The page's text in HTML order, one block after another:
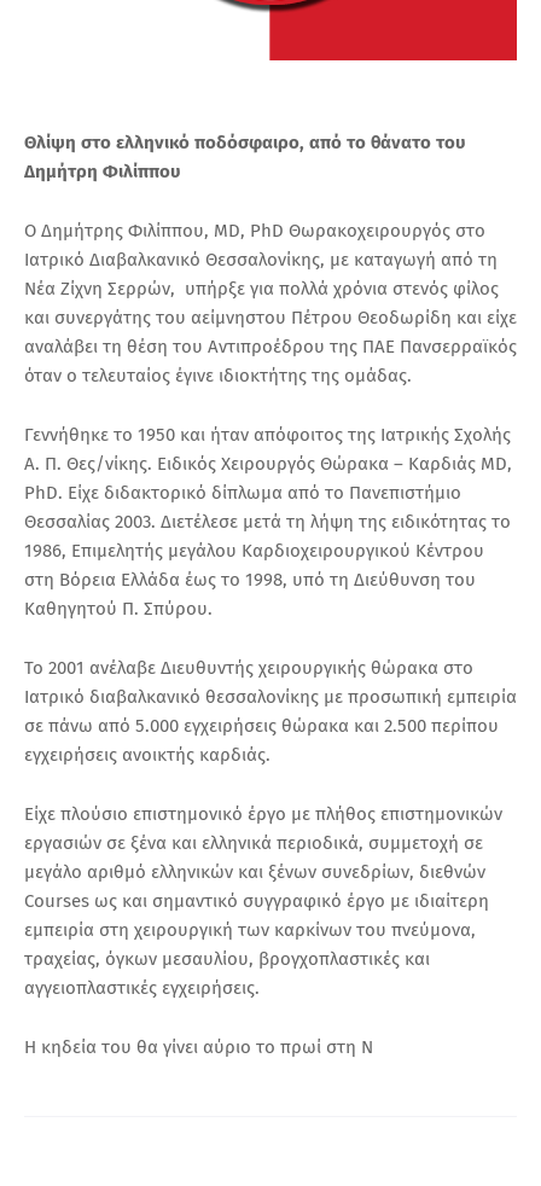
Θλίψη στο ελληνικό ποδόσφαιρο, από το θάνατο του
Δημήτρη Φιλίππου
Ο Δημήτρης Φιλίππου, MD, PhD Θωρακοχειρουργός στο
Ιατρικό Διαβαλκανικό Θεσσαλονίκης, με καταγωγή από τη
Νέα Ζίχνη Σερρών, υπήρξε για πολλά χρόνια στενός φίλος
και συνεργάτης του αείμνηστου Πέτρου Θεοδωρίδη και είχε
αναλάβει τη θέση του Αντιπροέδρου της ΠΑΕ Πανσερραϊκός
όταν ο τελευταίος έγινε ιδιοκτήτης της ομάδας.
Γεννήθηκε το 1950 και ήταν απόφοιτος της Ιατρικής Σχολής
Α. Π. Θες/νίκης. Ειδικός Χειρουργός Θώρακα – Καρδιάς MD,
PhD. Είχε διδακτορικό δίπλωμα από το Πανεπιστήμιο
Θεσσαλίας 2003. Διετέλεσε μετά τη λήψη της ειδικότητας το
1986, Επιμελητής μεγάλου Καρδιοχειρουργικού Κέντρου
στη Βόρεια Ελλάδα έως το 1998, υπό τη Διεύθυνση του
Καθηγητού Π. Σπύρου.
Το 2001 ανέλαβε Διευθυντής χειρουργικής θώρακα στο
Ιατρικό διαβαλκανικό θεσσαλονίκης με προσωπική εμπειρία
σε πάνω από 5.000 εγχειρήσεις θώρακα και 2.500 περίπου
εγχειρήσεις ανοικτής καρδιάς.
Είχε πλούσιο επιστημονικό έργο με πλήθος επιστημονικών
εργασιών σε ξένα και ελληνικά περιοδικά, συμμετοχή σε
μεγάλο αριθμό ελληνικών και ξένων συνεδρίων, διεθνών
Courses ως και σημαντικό συγγραφικό έργο με ιδιαίτερη
εμπειρία στη χειρουργική των καρκίνων του πνεύμονα,
τραχείας, όγκων μεσαυλίου, βρογχοπλαστικές και
αγγειοπλαστικές εγχειρήσεις.
Η κηδεία του θα γίνει αύριο το πρωί στη Ν